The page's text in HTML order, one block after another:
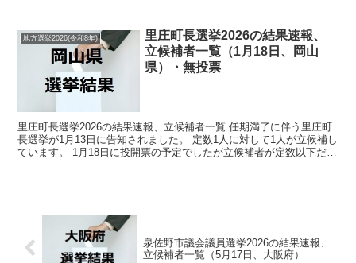
地方選挙2026(令和8年)
里庄町長選挙2026の結果速報、
立候補者一覧（1月18日、岡山
県）・無投票
里庄町長選挙2026の結果速報、立候補者一覧 任期満了に伴う里庄町
長選挙が1月13日に告知されました。 定数1人に対して1人が立候補し
ています。 1月18日に投開票の予定でしたが立候補者が定数以下だっ
泉佐野市議会議員選挙2026の結果速報、
立候補者一覧（5月17日、大阪府）